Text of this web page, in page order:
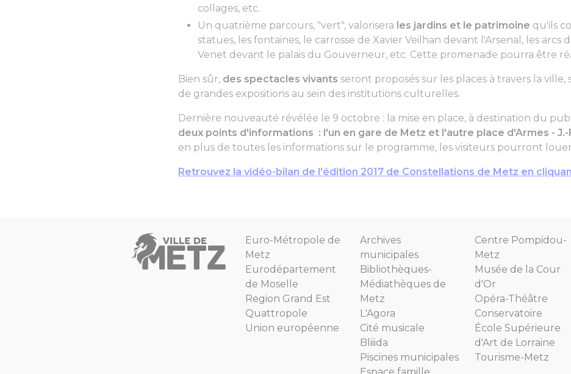
collages, etc.
Un quatrième parcours, "vert", valorisera les jardins et le patrimoine qu'ils
statues, les fontaines, le carrosse de Xavier Veilhan devant l'Arsenal, les arcs
Venet devant le palais du Gouverneur, etc. Cette promenade pourra être
Bien sûr, des spectacles vivants seront proposés sur les places à travers la ville,
de grandes expositions au sein des institutions culturelles.
Dernière nouveauté révélée le 9 octobre : la mise en place, à destination du
deux points d'informations : l'un en gare de Metz et l'autre place d'Armes - J.-
en plus de toutes les informations sur le programme, les visiteurs pourront louer
Retrouvez la vidéo-bilan de l'édition 2017 de Constellations de Metz en
Euro-Métropole de
Metz
Eurodépartement
de Moselle
Region Grand Est
Quattropole
Union européenne
Archives
municipales
Bibliothèques-
Médiathèques de
Metz
L'Agora
Cité musicale
Bliiida
Piscines municipales
Centre Pompidou-
Metz
Musée de la Cour
d'Or
Opéra-Théâtre
Conservatoire
École Supérieure
d'Art de Lorraine
Tourisme-Metz